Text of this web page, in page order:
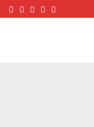
Facebook
Twitter